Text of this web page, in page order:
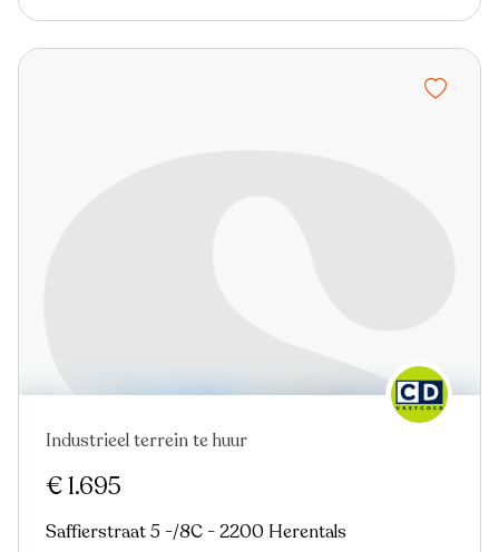
Industrieel terrein te huur
€ 1.695
Saffierstraat 5 -/8C - 2200 Herentals